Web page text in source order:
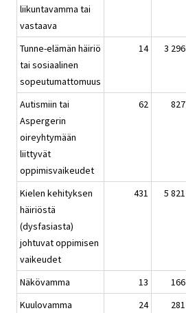
liikuntavamma tai
vastaava
Tunne-elämän häiriö
tai sosiaalinen
sopeutumattomuus
14 3 296
Autismiin tai
Aspergerin
oireyhtymään
liittyvät
oppimisvaikeudet
62 827
Kielen kehityksen
häiriöstä
(dysfasiasta)
johtuvat oppimisen
vaikeudet
431 5 821
Näkövamma 13 166
Kuulovamma
24 281